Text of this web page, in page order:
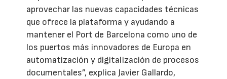
aprovechar las nuevas capacidades técnicas
que ofrece la plataforma y ayudando a
mantener el Port de Barcelona como uno de
los puertos más innovadores de Europa en
automatización y digitalización de procesos
documentales”, explica Javier Gallardo,